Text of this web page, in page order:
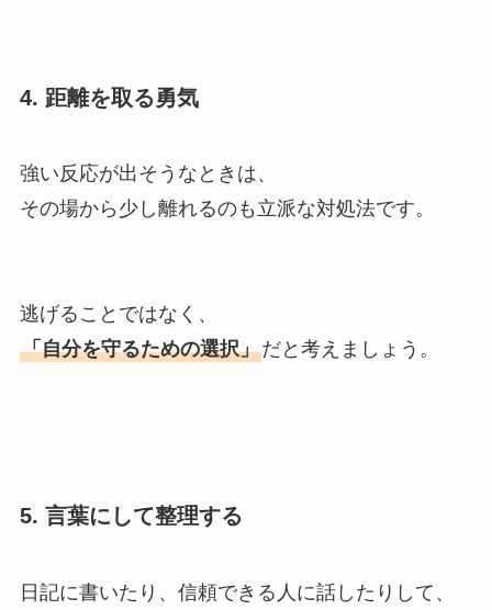
4. 距離を取る勇気
強い反応が出そうなときは、
その場から少し離れるのも立派な対処法です。
逃げることではなく、
「自分を守るための選択」だと考えましょう。
5. 言葉にして整理する
日記に書いたり、信頼できる人に話したりして、